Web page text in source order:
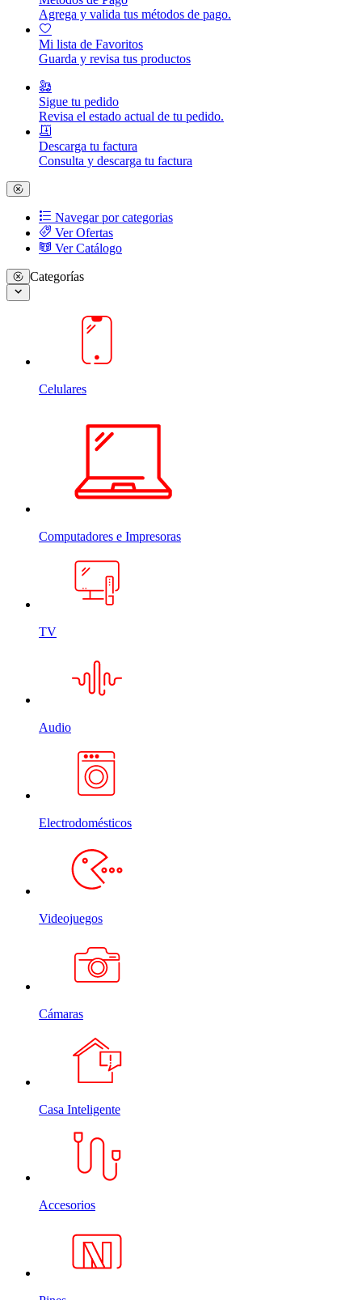
Agrega y valida tus métodos de pago.
Mi lista de Favoritos
Guarda y revisa tus productos
Sigue tu pedido
Revisa el estado actual de tu pedido.
Descarga tu factura
Consulta y descarga tu factura
Navegar por categorias
Ver Ofertas
Ver Catálogo
Categorías
Celulares
Computadores e Impresoras
TV
Audio
Electrodomésticos
Videojuegos
Cámaras
Casa Inteligente
Accesorios